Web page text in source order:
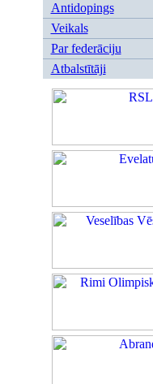
Antidopings
Veikals
Par federāciju
Atbalstītāji